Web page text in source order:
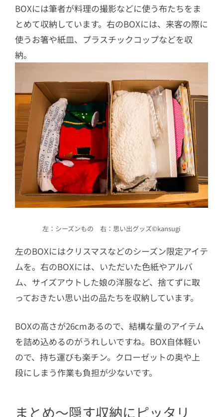
BOXには筆者が料理の撮影などに使う布たちをま
とめて収納しています。右のBOXには、来客の際に
使うお箸や紙皿、プラスチックコップなどを収
納。
左：シーズンもの 右：思い出グッズ©kansugi
左のBOXにはクリスマスなどのシーズン限定アイテ
ムを。右のBOXには、いただいた色紙やアルバ
ム、サイズアウトした娘の洋服など、捨てずに取
っておきたい思い出の品たちを収納しています。
BOXの高さが26cmあるので、結構な量のアイテム
を詰め込めるのがうれしいですね。BOX自体軽い
ので、持ち運びも楽チン。クローゼットの奥や上
段にしまう作業も負担が少ないです。
まとめ〜隠す収納にピッタリ